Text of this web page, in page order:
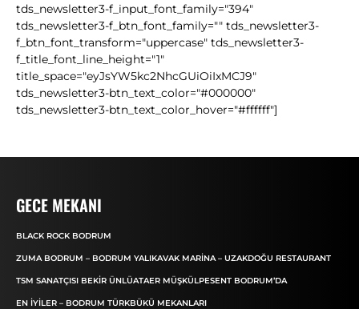
tds_newsletter3-f_input_font_family="394"
tds_newsletter3-f_btn_font_family="" tds_newsletter3-
f_btn_font_transform="uppercase" tds_newsletter3-
f_title_font_line_height="1"
title_space="eyJsYW5kc2NhcGUiOiIxMCJ9"
tds_newsletter3-btn_text_color="#000000"
tds_newsletter3-btn_text_color_hover="#ffffff"]
GECE MEKANI
BLACK ROCK BODRUM
ZUMA BODRUM – BODRUM YALIKAVAK MARINA – UZAKDOĞU RESTAURANT
TSM SANATÇISI BEKIR ÜNLÜATAER MÜŞKÜLPESENT BODRUM’DA
EN İYILER – BODRUM TÜRKBÜKÜ MEKANLARI